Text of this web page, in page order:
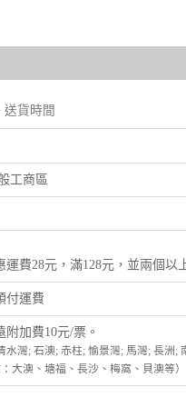
送貨時間
工商區
運費28元，滿128元，並兩個
付運費
加費10元/票。
水灣; 石澳; 赤柱; 愉景灣; 馬灣; 長洲;
大澳、塘福、長沙、梅窩、貝澳等）